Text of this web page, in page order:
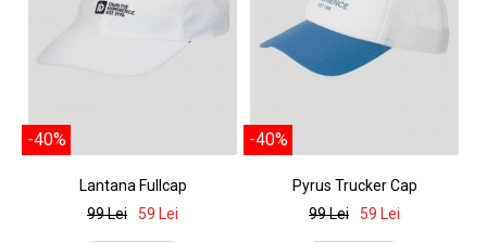
-40%
Lantana Fullcap
99 Lei
59 Lei
-40%
Pyrus Trucker Cap
99 Lei
59 Lei